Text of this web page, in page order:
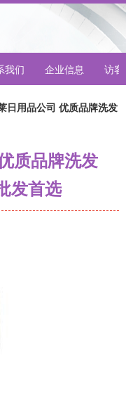
我们 企业信息 访客
日用品公司 优质品牌洗发
质品牌洗发
发首选